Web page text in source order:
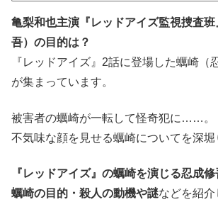
亀梨和也主演『レッドアイズ監視捜査
吾）の目的は？
『レッドアイズ』2話に登場した蠣崎（
が集まっています。
被害者の蠣崎が一転して怪奇犯に……。
不気味な顔を見せる蠣崎についてを深堀
『レッドアイズ』の蠣崎を演じる忍成修
蠣崎の目的・殺人の動機や謎などを紹介